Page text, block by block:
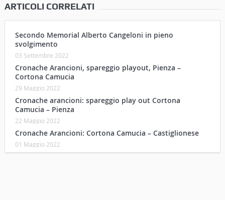
ARTICOLI CORRELATI
Secondo Memorial Alberto Cangeloni in pieno
svolgimento
03 Settembre 2022
Cronache Arancioni, spareggio playout, Pienza –
Cortona Camucia
29 Maggio 2022
Cronache arancioni: spareggio play out Cortona
Camucia – Pienza
22 Maggio 2022
Cronache Arancioni: Cortona Camucia – Castiglionese
01 Maggio 2022